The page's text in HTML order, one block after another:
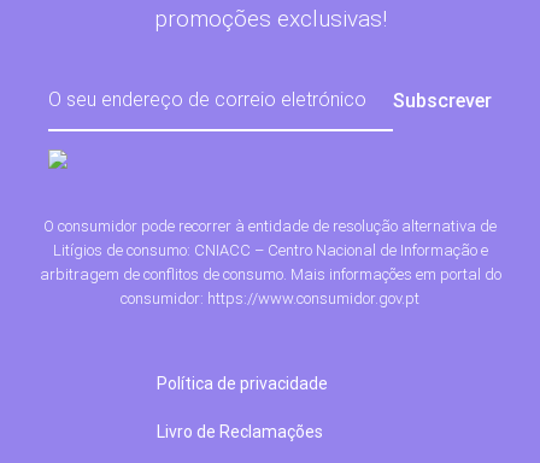
promoções exclusivas!
O consumidor pode recorrer à entidade de resolução alternativa de
Litígios de consumo: CNIACC – Centro Nacional de Informação e
arbitragem de conflitos de consumo. Mais informações em portal do
consumidor: https://www.consumidor.gov.pt
Política de privacidade
Livro de Reclamações